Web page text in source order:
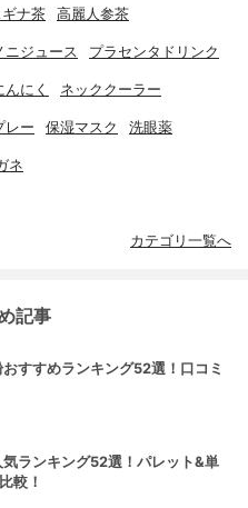
ギナ茶 高麗人参茶
ニジュース プラセンタドリンク
にく ネッククーラー
レー 保湿マスク 洗眼薬
ネ
カテゴリ一覧へ
記事
すすめランキング52選！口コミ
ランキング52選！パレット&単
較！